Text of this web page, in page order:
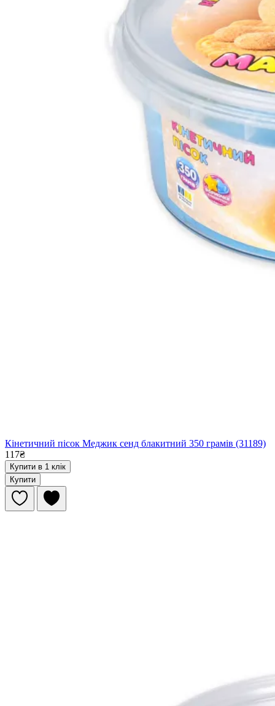
Кінетичний пісок Меджик сенд блакитний 350 грамів (31189)
117₴
Купити в 1 клік
Купити